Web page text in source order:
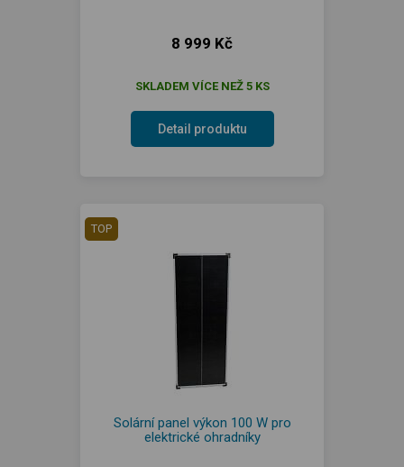
8 999 Kč
SKLADEM VÍCE NEŽ 5 KS
Detail produktu
TOP
Solární panel výkon 100 W pro
elektrické ohradníky